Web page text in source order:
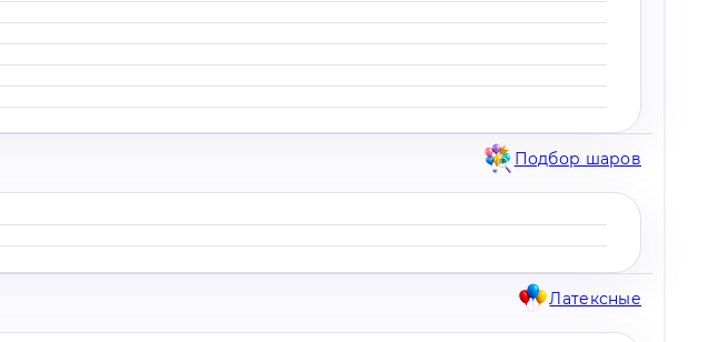
Подбор шаров
Латексные